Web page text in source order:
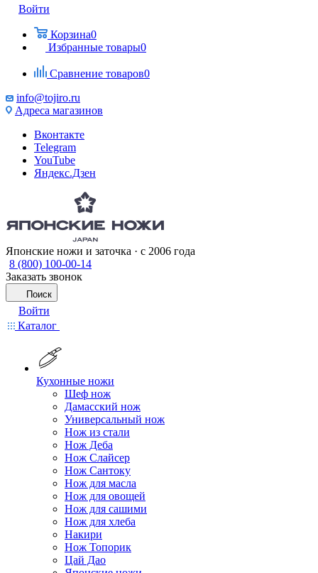
Войти
Корзина0
Избранные товары0
Сравнение товаров0
info@tojiro.ru
Адреса магазинов
Вконтакте
Telegram
YouTube
Яндекс.Дзен
Японские ножи и заточка · с 2006 года
8 (800) 100-00-14
Заказать звонок
Поиск
Войти
Каталог
Кухонные ножи
Шеф нож
Дамасский нож
Универсальный нож
Нож из стали
Нож Деба
Нож Слайсер
Нож Сантоку
Нож для масла
Нож для овощей
Нож для сашими
Нож для хлеба
Накири
Нож Топорик
Цай Дао